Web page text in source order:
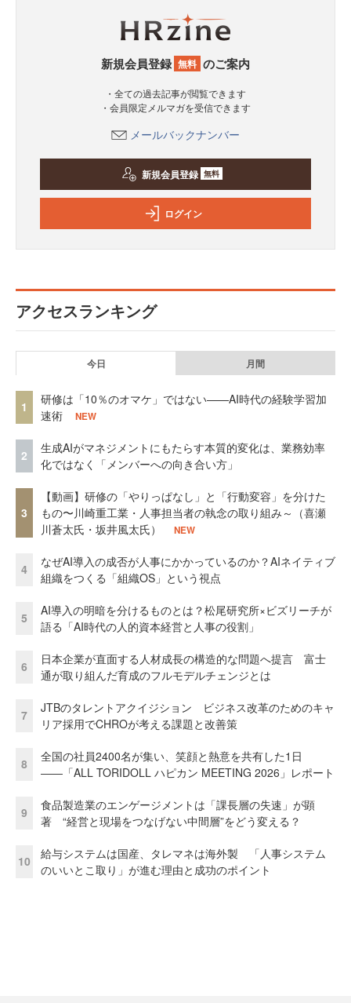
新規会員登録 無料 のご案内
・全ての過去記事が閲覧できます
・会員限定メルマガを受信できます
メールバックナンバー
新規会員登録 無料
ログイン
アクセスランキング
今日 月間
1
研修は「10％のオマケ」ではない——AI時代の経験学習加
速術
NEW
2
生成AIがマネジメントにもたらす本質的変化は、業務効率
化ではなく「メンバーへの向き合い方」
3
【動画】研修の「やりっぱなし」と「行動変容」を分けた
もの〜川崎重工業・人事担当者の執念の取り組み～（喜瀬
川蒼太氏・坂井風太氏）
NEW
4
なぜAI導入の成否が人事にかかっているのか？AIネイティブ
組織をつくる「組織OS」という視点
5
AI導入の明暗を分けるものとは？松尾研究所×ビズリーチが
語る「AI時代の人的資本経営と人事の役割」
6
日本企業が直面する人材成長の構造的な問題へ提言 富士
通が取り組んだ育成のフルモデルチェンジとは
7
JTBのタレントアクイジション ビジネス改革のためのキャ
リア採用でCHROが考える課題と改善策
8
全国の社員2400名が集い、笑顔と熱意を共有した1日
――「ALL TORIDOLL ハピカン MEETING 2026」レポート
9
食品製造業のエンゲージメントは「課長層の失速」が顕
著 “経営と現場をつなげない中間層”をどう変える？
10
給与システムは国産、タレマネは海外製 「人事システム
のいいとこ取り」が進む理由と成功のポイント